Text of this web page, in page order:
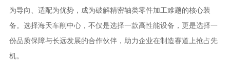
为导向、适配为优势，成为破解精密轴类零件加工难题的核心装
备。选择海天车削中心，不仅是选择一款高性能设备，更是选择一
份品质保障与长远发展的合作伙伴，助力企业在制造赛道上抢占先
机。